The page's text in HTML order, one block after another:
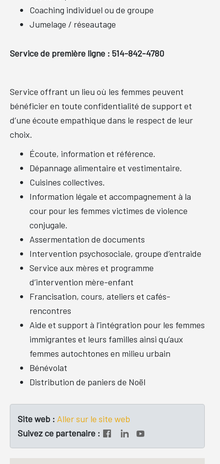
Coaching individuel ou de groupe
Jumelage / réseautage
Service de première ligne : 514-842-4780
Service offrant un lieu où les femmes peuvent
bénéficier en toute confidentialité de support et
d’une écoute empathique dans le respect de leur
choix.
Écoute, information et référence.
Dépannage alimentaire et vestimentaire.
Cuisines collectives.
Information légale et accompagnement à la
cour pour les femmes victimes de violence
conjugale.
Assermentation de documents
Intervention psychosociale, groupe d’entraide
Service aux mères et programme
d’intervention mère-enfant
Francisation, cours, ateliers et cafés-
rencontres
Aide et support à l’intégration pour les femmes
immigrantes et leurs familles ainsi qu’aux
femmes autochtones en milieu urbain
Bénévolat
Distribution de paniers de Noël
Site web : Aller sur le site web
Suivez ce partenaire :